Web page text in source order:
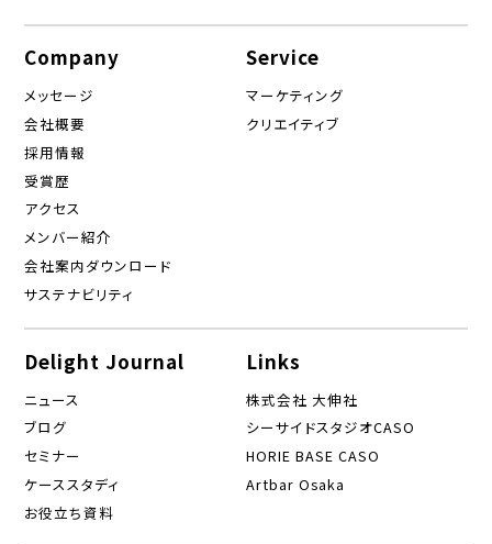
Company
メッセージ
会社概要
採用情報
受賞歴
アクセス
メンバー紹介
会社案内ダウンロード
サステナビリティ
Service
マーケティング
クリエイティブ
Delight Journal
ニュース
ブログ
セミナー
ケーススタディ
お役立ち資料
Links
株式会社 大伸社
シーサイドスタジオCASO
HORIE BASE CASO
Artbar Osaka